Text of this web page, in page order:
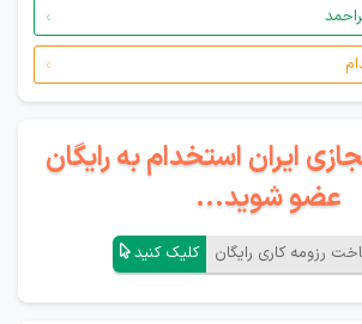
ایران استخدام به رایگان
عضو شوید...
رزومه کاری رایگان کلیک کنید